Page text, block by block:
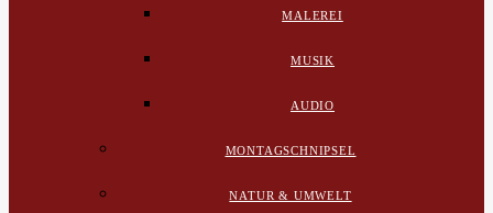
MALEREI
MUSIK
AUDIO
MONTAGSCHNIPSEL
NATUR & UMWELT